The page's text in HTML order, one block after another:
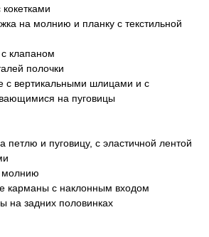
на молнию и планку с текстильной
клапаном
полочки
с вертикальными шлицами и с
на пуговицы
петлю и пуговицу, с эластичной лентой
молнию
карманы с наклонным входом
на задних половинках